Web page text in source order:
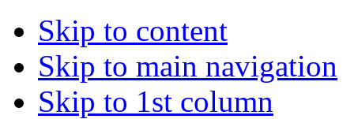
Skip to content
Skip to main navigation
Skip to 1st column